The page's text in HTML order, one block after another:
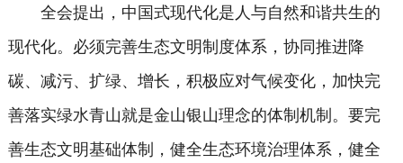
全会提出，中国式现代化是人与自然和谐共生的
现代化。必须完善生态文明制度体系，协同推进降
碳、减污、扩绿、增长，积极应对气候变化，加快完
善落实绿水青山就是金山银山理念的体制机制。要完
善生态文明基础体制，健全生态环境治理体系，健全